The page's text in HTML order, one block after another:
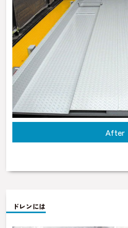
After
ドレンには